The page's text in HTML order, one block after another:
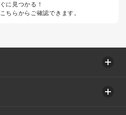
に見つかる！
ちらからご確認できます。